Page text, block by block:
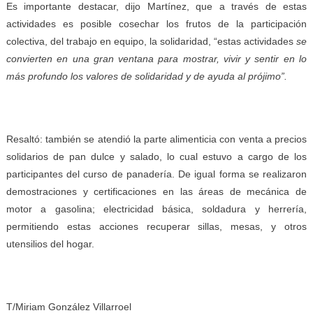
Es importante destacar, dijo Martínez, que a través de estas
actividades es posible cosechar los frutos de la participación
colectiva, del trabajo en equipo, la solidaridad, “estas actividadesse
convierten en una gran ventana para mostrar, vivir y sentir en lo
más profundo los valores de solidaridad y de ayuda al prójimo”.
Resaltó: también se atendió la parte alimenticia con venta a precios
solidarios de pan dulce y salado, lo cual estuvo a cargo de los
participantes del curso de panadería. De igual forma se realizaron
demostraciones y certificaciones en las áreas de mecánica de
motor a gasolina; electricidad básica, soldadura y herrería,
permitiendo estas acciones recuperar sillas, mesas, y otros
utensilios del hogar.
T/Miriam González Villarroel